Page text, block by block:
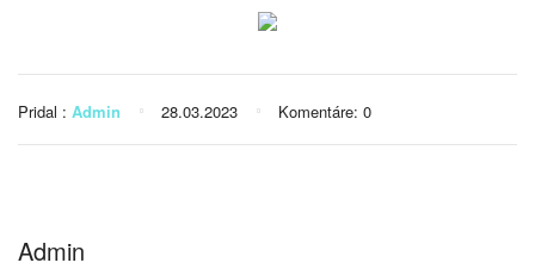
Pridal : Admin 28.03.2023 Komentáre: 0
Admin